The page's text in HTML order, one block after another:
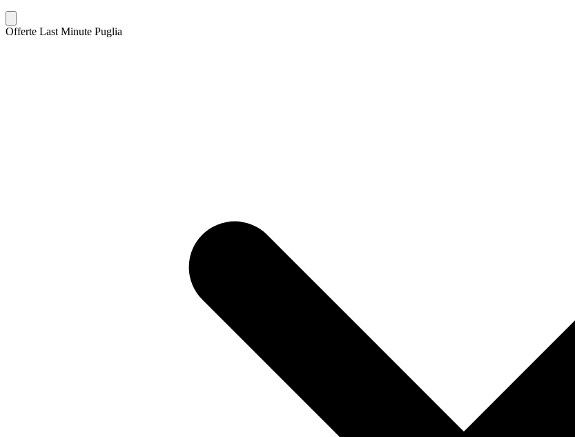
Offerte Last Minute Puglia